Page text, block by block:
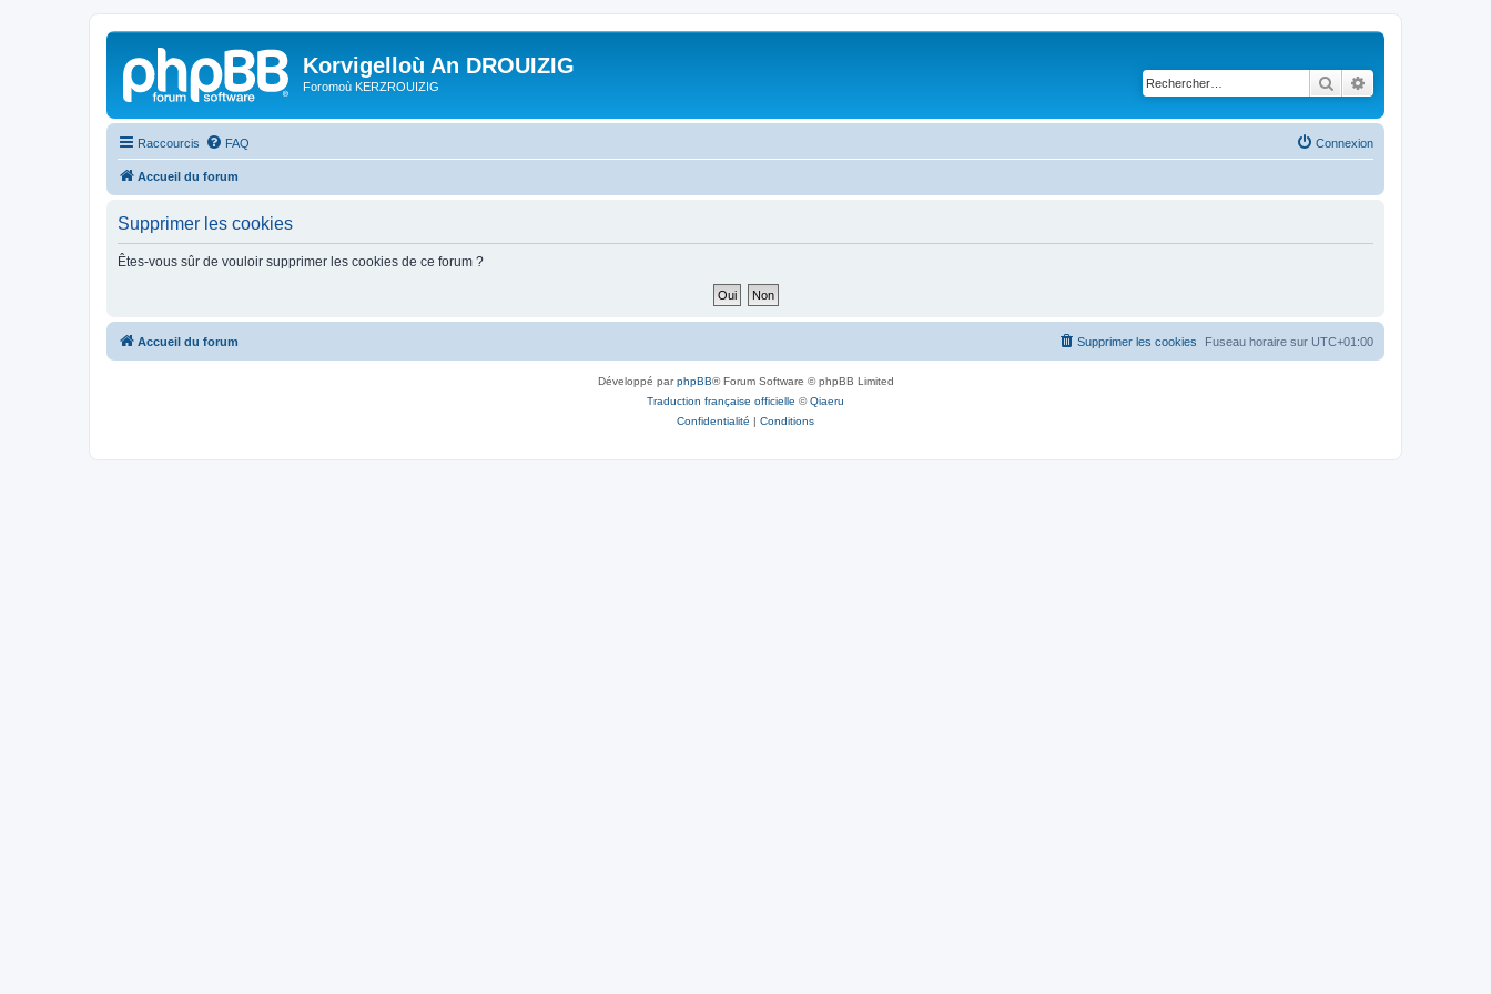
Korvigelloù An DROUIZIG
Foromoù KERZROUIZIG Rechercher
Raccourcis FAQ Connexion
Accueil du forum
Supprimer les cookies
Êtes-vous sûr de vouloir supprimer les cookies de ce forum ?
Accueil du forum Fuseau horaire sur UTC+01:00
Supprimer les cookies
Développé parphpBB® Forum Software © phpBB Limited
Traduction française officielle ©Qiaeru
Confidentialité | Conditions